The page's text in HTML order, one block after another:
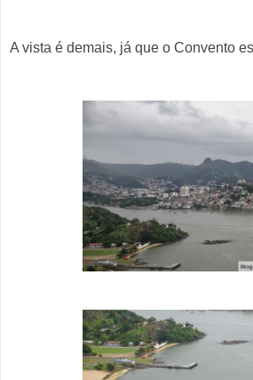
A vista é demais, já que o Convento